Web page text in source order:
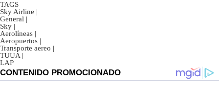
TAGS
Sky Airline |
General |
Sky |
Aerolíneas |
Aeropuertos |
Transporte aereo |
TUUA |
LAP